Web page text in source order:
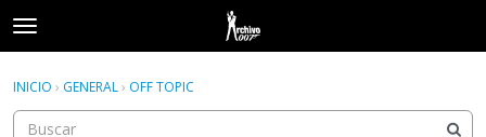
t
o
g
Acceder
Acceder Registrarse
INICIO › GENERAL› OFF TOPIC